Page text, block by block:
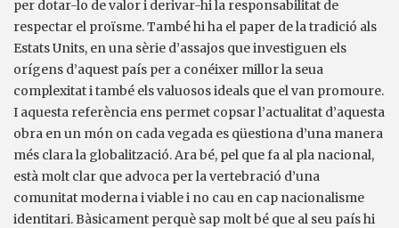
per dotar-lo de valor i derivar-hi la responsabilitat de
respectar el proïsme. També hi ha el paper de la tradició als
Estats Units, en una sèrie d’assajos que investiguen els
orígens d’aquest país per a conéixer millor la seua
complexitat i també els valuosos ideals que el van promoure.
I aquesta referència ens permet copsar l’actualitat d’aquesta
obra en un món on cada vegada es qüestiona d’una manera
més clara la globalització. Ara bé, pel que fa al pla nacional,
està molt clar que advoca per la vertebració d’una
comunitat moderna i viable i no cau en cap nacionalisme
identitari. Bàsicament perquè sap molt bé que al seu país hi